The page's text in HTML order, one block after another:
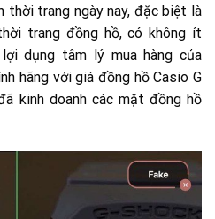
thời trang ngày nay, đặc biệt là
trang đồng hồ, có không ít
dụng tâm lý mua hàng của
hãng với giá đồng hồ Casio G
kinh doanh các mặt đồng hồ